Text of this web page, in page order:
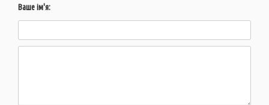
Ваше ім'я: